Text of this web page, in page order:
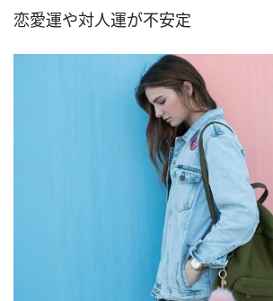
恋愛運や対人運が不安定